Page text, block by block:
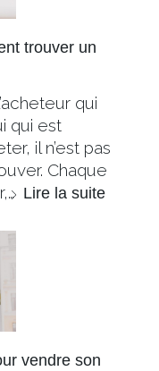
trouver un
qui
qui est
il n’est pas
Chaque
Lire la suite
vendre son